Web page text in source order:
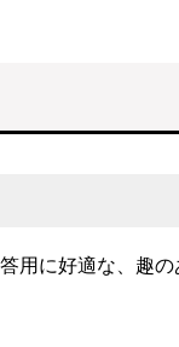
用に好適な、趣